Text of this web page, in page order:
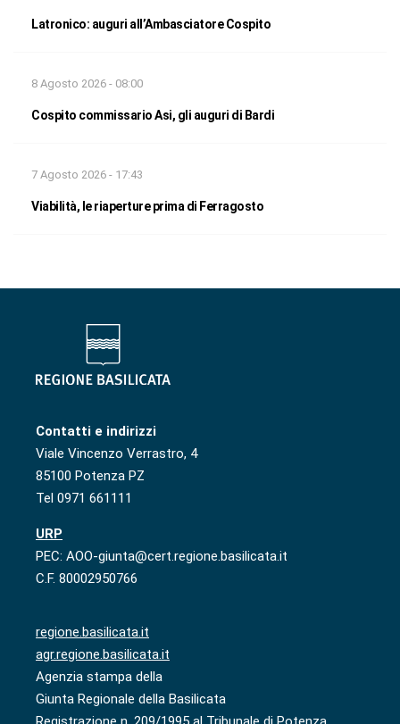
Latronico: auguri all’Ambasciatore Cospito
8 Agosto 2026 - 08:00
Cospito commissario Asi, gli auguri di Bardi
7 Agosto 2026 - 17:43
Viabilità, le riaperture prima di Ferragosto
Contatti e indirizzi
Viale Vincenzo Verrastro, 4
85100 Potenza PZ
Tel 0971 661111
URP
PEC: AOO-giunta@cert.regione.basilicata.it
C.F. 80002950766
regione.basilicata.it
agr.regione.basilicata.it
Agenzia stampa della
Giunta Regionale della Basilicata